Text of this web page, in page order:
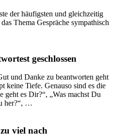
der häufigsten und gleichzeitig
Thema Gespräche sympathisch
geschlossen
und Danke zu beantworten geht
keine Tiefe. Genauso sind es die
geht es Dir?“, „Was machst Du
her?“, …
viel nach